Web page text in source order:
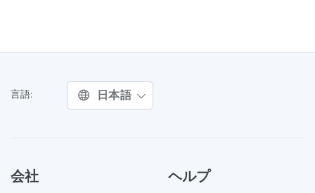
言語: 日本語
会社 ヘルプ